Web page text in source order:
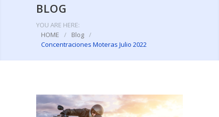
BLOG
YOU ARE HERE:
HOME
/ Blog
/
Concentraciones Moteras Julio 2022